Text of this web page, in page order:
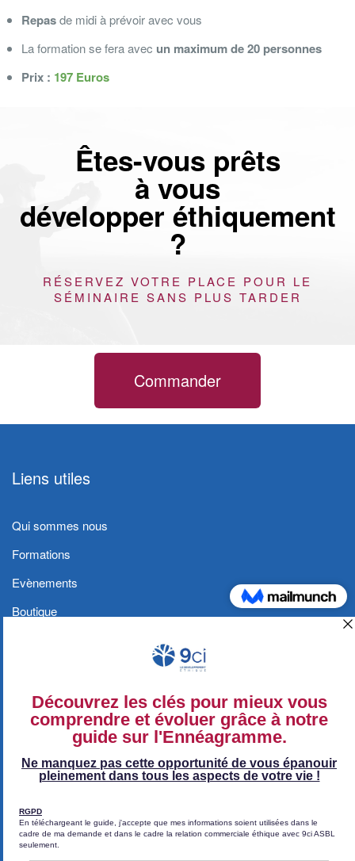
Repasde midi à prévoir avec vous
La formation se fera avec un maximum de 20 personnes
Prix : 197 Euros
Êtes-vous prêts
à vous
développer éthiquement
?
RÉSERVEZ VOTRE PLACE POUR LE
SÉMINAIRE SANS PLUS TARDER
Commander
Liens utiles
Qui sommes nous
Formations
Evènements
Boutique
Conditions générales et Politique de
confidentialité
Politique de confidentialité
Conditions générales de vente (CGV)